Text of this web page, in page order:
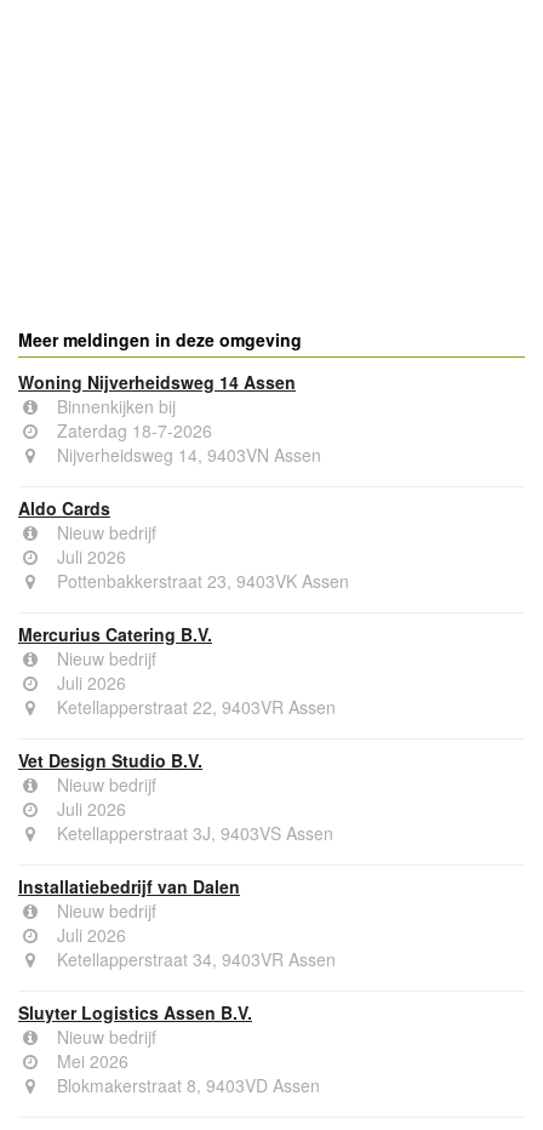
Meer meldingen in deze omgeving
Woning Nijverheidsweg 14 Assen
Binnenkijken bij
Zaterdag 18-7-2026
Nijverheidsweg 14, 9403VN Assen
Aldo Cards
Nieuw bedrijf
Juli 2026
Pottenbakkerstraat 23, 9403VK Assen
Mercurius Catering B.V.
Nieuw bedrijf
Juli 2026
Ketellapperstraat 22, 9403VR Assen
Vet Design Studio B.V.
Nieuw bedrijf
Juli 2026
Ketellapperstraat 3J, 9403VS Assen
Installatiebedrijf van Dalen
Nieuw bedrijf
Juli 2026
Ketellapperstraat 34, 9403VR Assen
Sluyter Logistics Assen B.V.
Nieuw bedrijf
Mei 2026
Blokmakerstraat 8, 9403VD Assen